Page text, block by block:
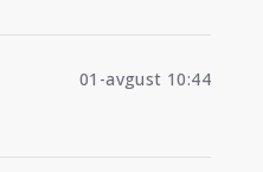
01-avgust 10:44